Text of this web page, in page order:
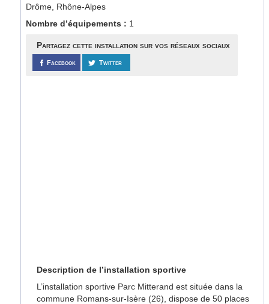
Drôme, Rhône-Alpes
Nombre d’équipements : 1
Partagez cette installation sur vos réseaux sociaux
Facebook Twitter
Description de l’installation sportive
L’installation sportive Parc Mitterand est située dans la
commune Romans-sur-Isère (26), dispose de 50 places